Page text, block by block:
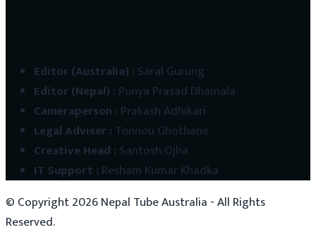
Editor (Australia) : Saral Gurung
Editor (Nepal) : Punya Prasad Dhamala
Cameraperson : Prakash Adhikari
Legal Adviser: Tonnou Ghothane
Creative Head : Santosh Ojha
IT Support : Resham Kumar Khadka
© Copyright2026Nepal Tube Australia - All Rights
Reserved.